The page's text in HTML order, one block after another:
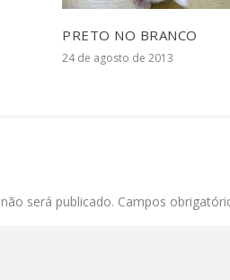
PRETO NO BRANCO
24 de agosto de 2013
será publicado. Campos